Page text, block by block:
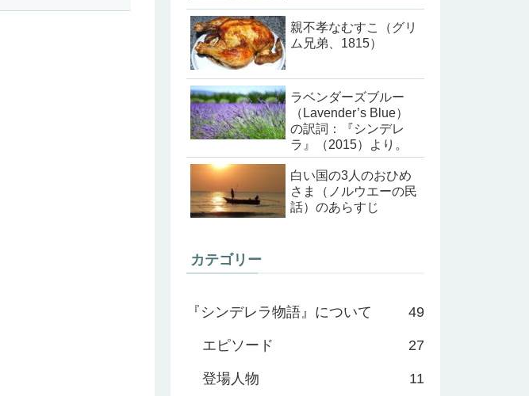
親不孝なむすこ（グリ
ム兄弟、1815）
ラベンダーズブルー
（Lavender’s Blue）
の訳詞：『シンデレ
ラ』（2015）より。
白い国の3人のおひめ
さま（ノルウエーの民
話）のあらすじ
カテゴリー
『シンデレラ物語』について 49
エピソード 27
登場人物 11